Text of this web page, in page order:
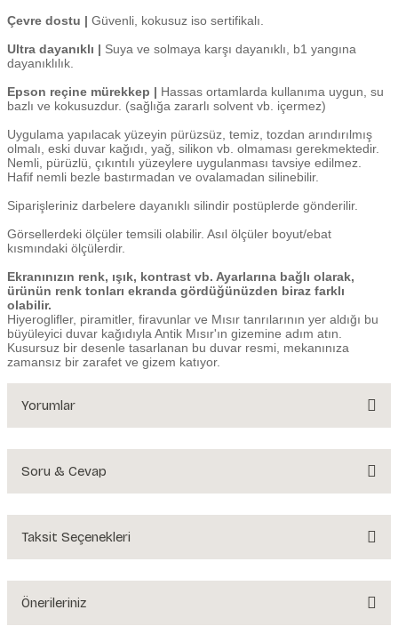
Çevre dostu | Güvenli, kokusuz iso sertifikalı.
Ultra dayanıklı | Suya ve solmaya karşı dayanıklı, b1 yangına
dayanıklılık.
Epson reçine mürekkep | Hassas ortamlarda kullanıma uygun, su
bazlı ve kokusuzdur. (sağlığa zararlı solvent vb. içermez)
Uygulama yapılacak yüzeyin pürüzsüz, temiz, tozdan arındırılmış
olmalı, eski duvar kağıdı, yağ, silikon vb. olmaması gerekmektedir.
Nemli, pürüzlü, çıkıntılı yüzeylere uygulanması tavsiye edilmez.
Hafif nemli bezle bastırmadan ve ovalamadan silinebilir.
Siparişleriniz darbelere dayanıklı silindir postüplerde gönderilir.
Görsellerdeki ölçüler temsili olabilir. Asıl ölçüler boyut/ebat
kısmındaki ölçülerdir.
Ekranınızın renk, ışık, kontrast vb. Ayarlarına bağlı olarak,
ürünün renk tonları ekranda gördüğünüzden biraz farklı
olabilir.
Hiyeroglifler, piramitler, firavunlar ve Mısır tanrılarının yer aldığı bu
büyüleyici duvar kağıdıyla Antik Mısır'ın gizemine adım atın.
Kusursuz bir desenle tasarlanan bu duvar resmi, mekanınıza
zamansız bir zarafet ve gizem katıyor.
Yorumlar
Soru & Cevap
Ürün hakkında henüz soru sorulmamış.
Taksit Seçenekleri
Önerileriniz